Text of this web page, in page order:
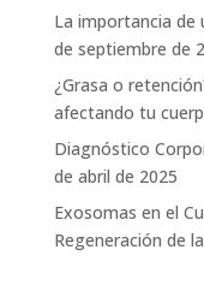
La importancia de
de septiembre de
¿Grasa o
afectando tu
Diagnóstico
de abril de 2025
Exosomas en el
Regeneración de